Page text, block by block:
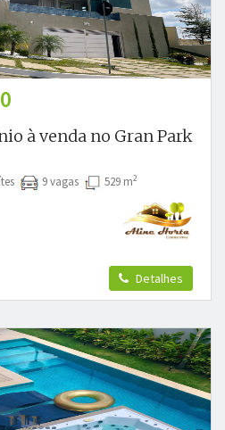
à venda no Gran Park
9 vagas 529 m2
Detalhes